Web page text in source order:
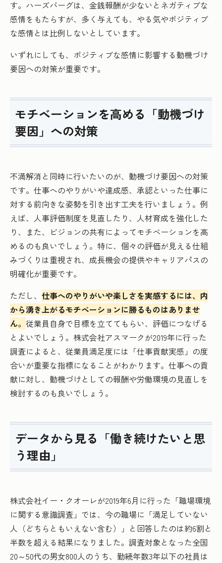
す。ハーズバーグは、金銭報酬が少ないとネガティブな
感情をもたらすが、多く与えても、やる気やポジティブ
な感情とは比例しないとしています。
いずれにしても、ポジティブな感情に影響する動機づけ
要因への対策が重要です。
モチベーションを高める「動機づけ
要因」への対策
不満解消と同時に行いたいのが、動機づけ要因への対策
です。仕事へのやりがいや達成感、承認といった仕事に
対する前向きな姿勢を引き出す工夫を行いましょう。例
えば、人事評価制度を見直したり、人材育成を強化した
り、また、ビジョンの共有によってモチベーションを高
めるのも良いでしょう。特に、個々の評価が見える仕組
みづくりは重視され、成長機会の提供やキャリアパスの
明確化が重要です。
ただし、 仕事へのやりがいや楽しさを実感するには、内
から湧き上がるモチベーションに勝るものはありませ
ん。 従業員自身で目標を立ててもらい、評価につなげる
とよいでしょう。株式会社アスマークが2019年に行った
調査によると、従業員満足度には「仕事貢献実感」の度
合いが重要な指標になることがわかります。仕事への貢
献に対し、動機づけとしての報酬や労働環境の見直しを
検討するのも良いでしょう。
データから見る「働き続けたいと思
う理由」
株式会社イー・クオーレが2019年6月に行った「職場環境
に関する意識調査」では、今の職場に「満足していない
人（どちらともいえない含む）」と回答したのは約6割と
半数を超える結果になりました。調査対象となった全国
20～50代の男女800人のうち、勤続年数3年以下の社員は